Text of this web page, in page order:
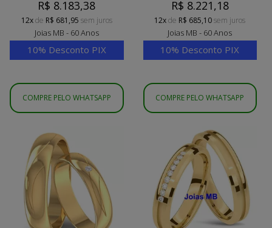
R$ 8.183,38
12xde R$ 681,95 sem juros
Joias MB - 60 Anos
10% Desconto PIX
COMPRE PELO WHATSAPP
R$ 8.221,18
12xde R$ 685,10sem juros
Joias MB - 60 Anos
10% Desconto PIX
COMPRE PELO WHATSAPP